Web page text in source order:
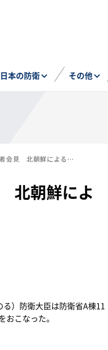
日本の防衛 その他
木原防衛大臣、5月28日の記者会見 北朝鮮による衛星打ち上げ失敗など
北朝鮮によ
）防衛大臣は防衛省A棟11
こなった。